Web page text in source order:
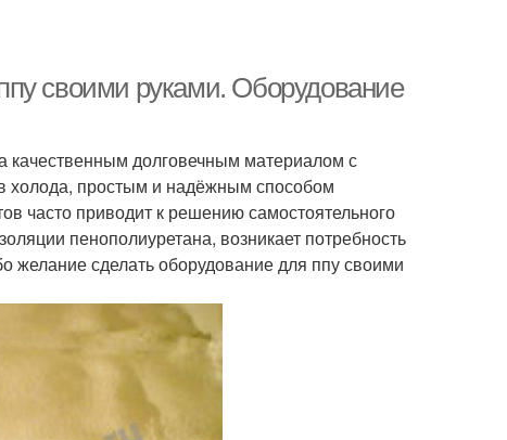
своими руками. Оборудование
качественным долговечным материалом с
холода, простым и надёжным способом
часто приводит к решению самостоятельного
пенополиуретана, возникает потребность
желание сделать оборудование для ппу своими